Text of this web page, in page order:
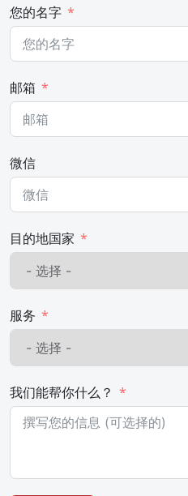
您的名字
邮箱
微信
目的地国家
服务
我们能帮你什么？